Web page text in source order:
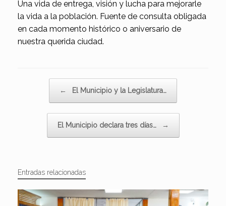
Una vida de entrega, visión y lucha para mejorarle
la vida a la población. Fuente de consulta obligada
en cada momento histórico o aniversario de
nuestra querida ciudad.
← El Municipio y la Legislatura…
El Municipio declara tres días… →
Entradas relacionadas